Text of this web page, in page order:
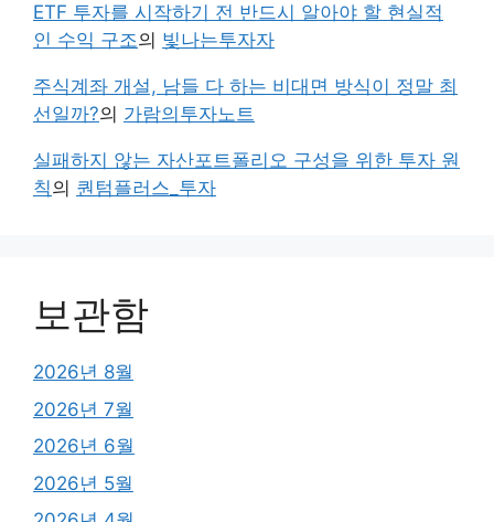
ETF 투자를 시작하기 전 반드시 알아야 할 현실적
인 수익 구조의 빛나는투자자
주식계좌 개설, 남들 다 하는 비대면 방식이 정말 최
선일까?의 가람의투자노트
실패하지 않는 자산포트폴리오 구성을 위한 투자 원
칙의 퀀텀플러스_투자
보관함
2026년 8월
2026년 7월
2026년 6월
2026년 5월